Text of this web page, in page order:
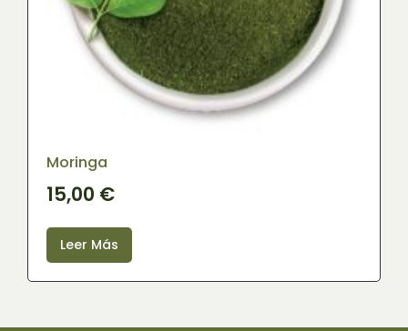
Aceite de Oliva Virgen Extra (19)
Moringa
15,00 €
Leer Más